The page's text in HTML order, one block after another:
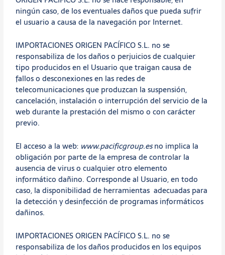
ningún caso, de los eventuales daños que pueda sufrir
el usuario a causa de la navegación por Internet.
IMPORTACIONES ORIGEN PACÍFICO S.L. no se
responsabiliza de los daños o perjuicios de cualquier
tipo producidos en el Usuario que traigan causa de
fallos o desconexiones en las redes de
telecomunicaciones que produzcan la suspensión,
cancelación, instalación o interrupción del servicio de la
web durante la prestación del mismo o con carácter
previo.
El acceso a la web: www.pacificgroup.esno implica la
obligación por parte de la empresa de controlar la
ausencia de virus o cualquier otro elemento
informático dañino. Corresponde al Usuario, en todo
caso, la disponibilidad de herramientas adecuadas para
la detección y desinfección de programas informáticos
dañinos.
IMPORTACIONES ORIGEN PACÍFICO S.L. no se
responsabiliza de los daños producidos en los equipos